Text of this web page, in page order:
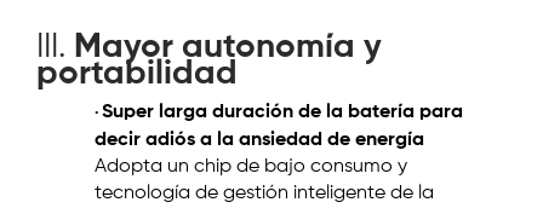
III. Mayor autonomía y
portabilidad
· Super larga duración de la batería para
decir adiós a la ansiedad de energía
Adopta un chip de bajo consumo y
tecnología de gestión inteligente de la